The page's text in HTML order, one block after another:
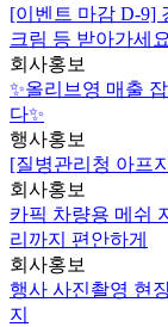
[이벤트 마감 D-9]
크림 등 받아가세
회사홍보
✨올리브영 매출
다✨
행사홍보
[질병관리청 아프
회사홍보
카픽 차량용 메쉬
리까지 편안하게
회사홍보
행사 사진촬영 현
지